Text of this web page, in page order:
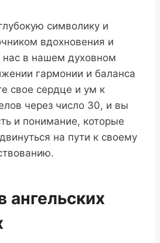
символику и
вдохновения и
нас в нашем духовном
гармонии и баланса
свое сердце и ум к
через число 30, и вы
и понимание, которые
на пути к своему
ангельских